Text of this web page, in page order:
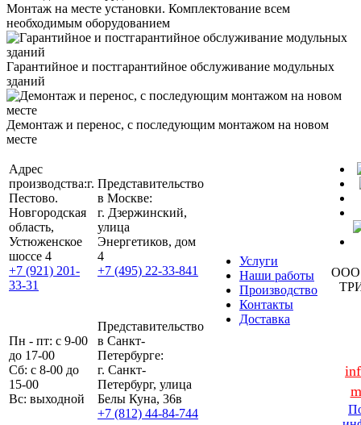
Монтаж на месте установки. Комплектование всем
необходимым оборудованием
Гарантийное и постгарантийное обслуживание модульных
зданий
Демонтаж и перенос, с последующим монтажом на новом
месте
Адрес
производства:г.
Пестово.
Новгородская
область,
Устюженское
шоссе 4
+7 (921) 201-
33-31
Представительство
в Москве:
г. Дзержинский,
улица
Энергетиков, дом
4
+7 (495) 22-33-841
Услуги
Наши работы
Производство
Контакты
Доставка
ООО
Пн - пт: с 9-00
до 17-00
Сб: с 8-00 до
15-00
Вс: выходной
Представительство
в Санкт-
Петербурге:
г. Санкт-
Петербург, улица
Белы Куна, 36в
+7 (812) 44-84-744